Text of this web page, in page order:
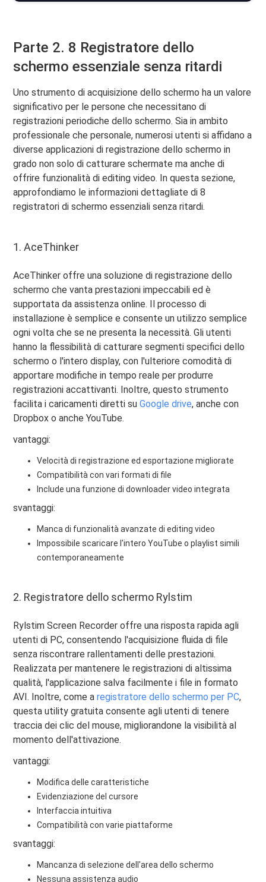
Parte 2. 8 Registratore dello
schermo essenziale senza ritardi
Uno strumento di acquisizione dello schermo ha un valore
significativo per le persone che necessitano di
registrazioni periodiche dello schermo. Sia in ambito
professionale che personale, numerosi utenti si affidano a
diverse applicazioni di registrazione dello schermo in
grado non solo di catturare schermate ma anche di
offrire funzionalità di editing video. In questa sezione,
approfondiamo le informazioni dettagliate di 8
registratori di schermo essenziali senza ritardi.
1. AceThinker
AceThinker offre una soluzione di registrazione dello
schermo che vanta prestazioni impeccabili ed è
supportata da assistenza online. Il processo di
installazione è semplice e consente un utilizzo semplice
ogni volta che se ne presenta la necessità. Gli utenti
hanno la flessibilità di catturare segmenti specifici dello
schermo o l'intero display, con l'ulteriore comodità di
apportare modifiche in tempo reale per produrre
registrazioni accattivanti. Inoltre, questo strumento
facilita i caricamenti diretti suGoogle drive, anche con
Dropbox o anche YouTube.
vantaggi:
Velocità di registrazione ed esportazione migliorate
Compatibilità con vari formati di file
Include una funzione di downloader video integrata
svantaggi:
Manca di funzionalità avanzate di editing video
Impossibile scaricare l'intero YouTube o playlist simili
contemporaneamente
2. Registratore dello schermo Rylstim
Rylstim Screen Recorder offre una risposta rapida agli
utenti di PC, consentendo l'acquisizione fluida di file
senza riscontrare rallentamenti delle prestazioni.
Realizzata per mantenere le registrazioni di altissima
qualità, l'applicazione salva facilmente i file in formato
AVI. Inoltre, come aregistratore dello schermo per PC,
questa utility gratuita consente agli utenti di tenere
traccia dei clic del mouse, migliorandone la visibilità al
momento dell'attivazione.
vantaggi:
Modifica delle caratteristiche
Evidenziazione del cursore
Interfaccia intuitiva
Compatibilità con varie piattaforme
svantaggi:
Mancanza di selezione dell'area dello schermo
Nessuna assistenza audio